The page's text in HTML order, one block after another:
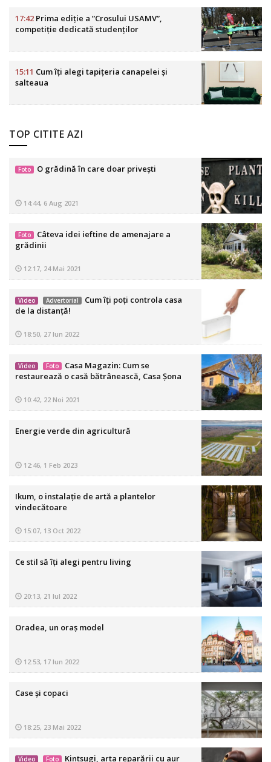
17:42 Prima ediție a ”Crosului USAMV”,
competiție dedicată studenților
15:11 Cum îți alegi tapițeria canapelei și
salteaua
TOP CITITE AZI
Foto O grădină în care doar privești
14:44, 6 Aug 2021
Foto
Câteva idei ieftine de amenajare a
grădinii
12:17, 24 Mai 2021
Video Advertorial
Cum îți poți controla casa
de la distanță!
18:50, 27 Iun 2022
Video Foto
Casa Magazin: Cum se
restaurează o casă bătrânească, Casa Șona
10:42, 22 Noi 2021
Energie verde din agricultură
12:46, 1 Feb 2023
Ikum, o instalație de artă a plantelor
vindecătoare
15:07, 13 Oct 2022
Ce stil să îți alegi pentru living
20:13, 21 Iul 2022
Oradea, un oraș model
12:53, 17 Iun 2022
Case și copaci
18:25, 23 Mai 2022
Video Foto Kintsugi, arta reparării cu aur